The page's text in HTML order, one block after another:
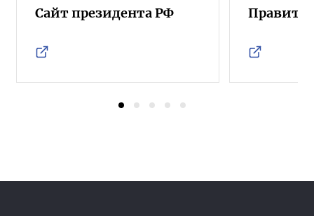
Сайт президента РФ